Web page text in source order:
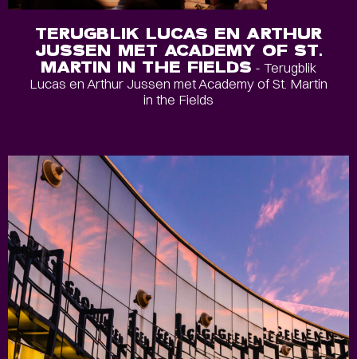
TERUGBLIK LUCAS EN ARTHUR
JUSSEN MET ACADEMY OF ST.
MARTIN IN THE FIELDS - Terugblik
Lucas en Arthur Jussen met Academy of St. Martin
in the Fields